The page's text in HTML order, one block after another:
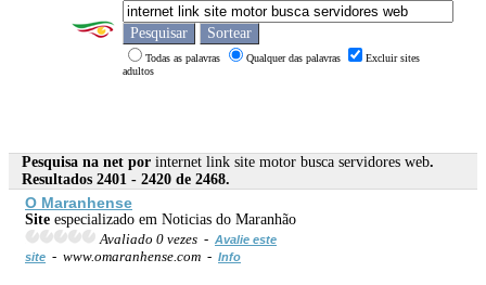
Todas as palavras Qualquer das palavras
Excluir sites
adultos
Pesquisa na net por internet link site motor busca servidores web.
Resultados 2401 - 2420 de 2468.
O Maranhense
Site especializado em Noticias do Maranhão
Avaliado 0 vezes - Avalie este
site - www.omaranhense.com - Info